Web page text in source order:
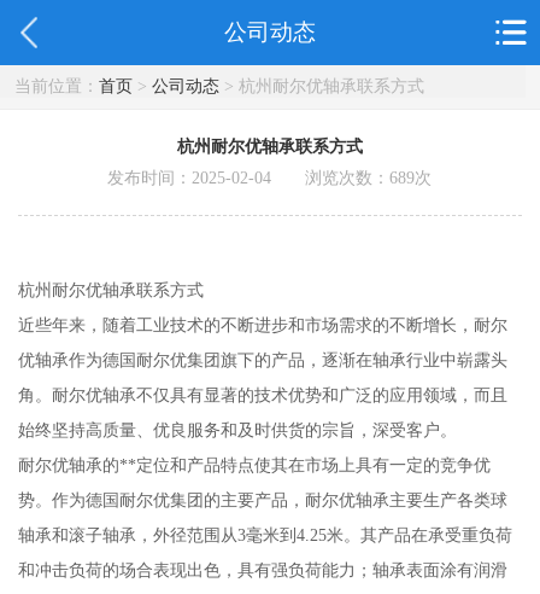
公司动态
当前位置： 首页> 公司动态> 杭州耐尔优轴承联系方式
杭州耐尔优轴承联系方式
发布时间：2025-02-04 浏览次数：689次
杭州耐尔优轴承联系方式
近些年来，随着工业技术的不断进步和市场需求的不断增长，耐尔
优轴承作为德国耐尔优集团旗下的产品，逐渐在轴承行业中崭露头
角。耐尔优轴承不仅具有显著的技术优势和广泛的应用领域，而且
始终坚持高质量、优良服务和及时供货的宗旨，深受客户。
耐尔优轴承的**定位和产品特点使其在市场上具有一定的竞争优
势。作为德国耐尔优集团的主要产品，耐尔优轴承主要生产各类球
轴承和滚子轴承，外径范围从3毫米到4.25米。其产品在承受重负荷
和冲击负荷的场合表现出色，具有强负荷能力；轴承表面涂有润滑